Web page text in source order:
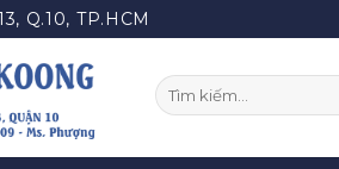
Q.10, TP.HCM
Tìm
kiếm: